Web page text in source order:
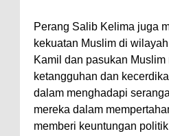
Perang Salib Kelima juga
kekuatan Muslim di
Kamil dan pasukan Muslim
ketangguhan dan
dalam menghadapi
mereka dalam
memberi keuntungan